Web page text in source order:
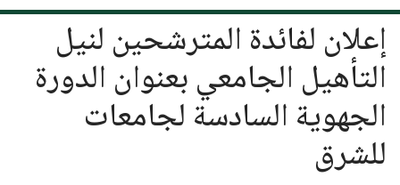
إعلان لفائدة المترشحين لنيل
التأهيل الجامعي بعنوان الدورة
الجهوية السادسة لجامعات
للشرق